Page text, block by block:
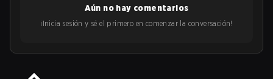
Aún no hay comentarios
¡Inicia sesión y sé el primero en comenzar la conversación!